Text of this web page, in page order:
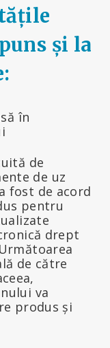
și la
în
de
de uz
fost de acord
pentru
drept
de către
va
produs și